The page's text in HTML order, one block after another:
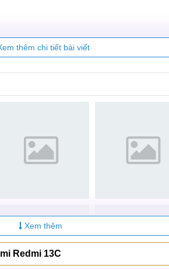
tín
thêm chi tiết bài viết
Xem thêm
Redmi 13C